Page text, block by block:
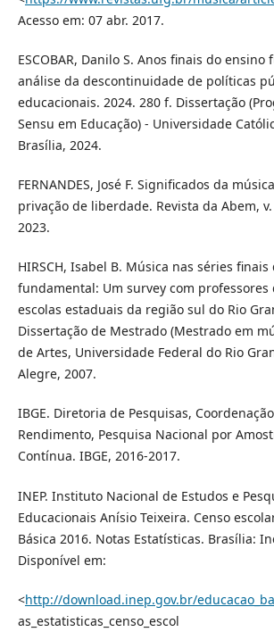
Acesso em: 07 abr. 2017.
ESCOBAR, Danilo S. Anos finais do
análise da descontinuidade de políticas
educacionais. 2024. 280 f. Dissertação
Sensu em Educação) - Universidade
Brasília, 2024.
FERNANDES, José F. Significados da
privação de liberdade. Revista da Abem,
2023.
HIRSCH, Isabel B. Música nas séries
fundamental: Um survey com
escolas estaduais da região sul do Rio
Dissertação de Mestrado (Mestrado em
de Artes, Universidade Federal do Rio
Alegre, 2007.
IBGE. Diretoria de Pesquisas,
Rendimento, Pesquisa Nacional por
Contínua. IBGE, 2016-2017.
INEP. Instituto Nacional de Estudos e
Educacionais Anísio Teixeira. Censo
Básica 2016. Notas Estatísticas. Brasília:
Disponível em:
<http://download.inep.gov.br/
as_estatisticas_censo_escol